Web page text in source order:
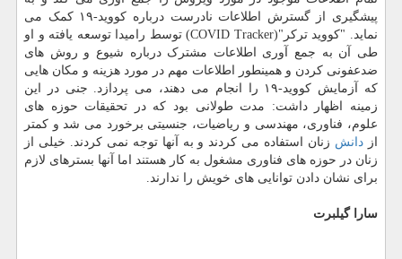
پیشگیری از گسترش اطلاعات نادرست درباره کووید-۱۹ کمک می
نماید. "کووید ترکر"(COVID Tracker) توسط رامیدا توسعه یافته و او
طی آن به جمع آوری اطلاعات مشترک درباره شیوع و روش های
ضدعفونی کردن و همینطور اطلاعات مهم در مورد هزینه و مکان هایی
که آزمایش کووید-۱۹ را انجام می دهند، می پردازد. جنی در این
زمینه اظهار داشت: مدت طولانی بود که در تحقیقات حوزه های
علوم، فناوری، مهندسی و ریاضیات، جنسیتی برخورد می شد و کمتر
از دانش زنان استفاده می کردند و به آنها توجه نمی کردند. خیلی از
زنان در حوزه های فناوری مشغول به کار هستند اما آنها بسترهای لازم
برای نشان دادن توانایی های خویش را ندارند.
سارا گیلبرت